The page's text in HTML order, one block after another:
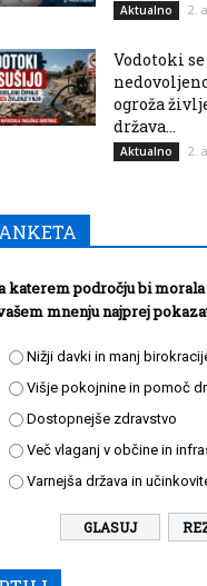
Aktualno 2.
Vodotoki se
ogroža
država...
Aktualno 2.
katerem področju bi
mnenju najprej
Nižji davki in manj
Višje pokojnine in pomoč
Dostopnejše zdravstvo
Več vlaganj v občine in
Varnejša država in